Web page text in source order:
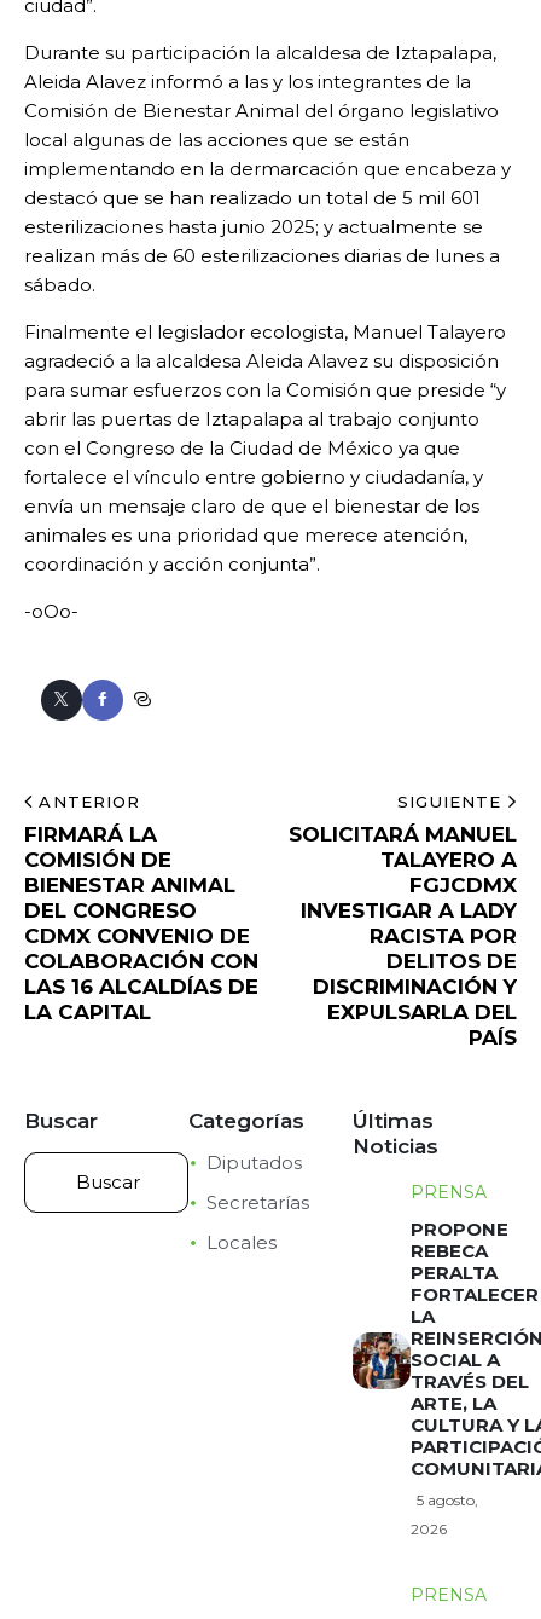
ciudad”.
Durante su participación la alcaldesa de Iztapalapa,
Aleida Alavez informó a las y los integrantes de la
Comisión de Bienestar Animal del órgano legislativo
local algunas de las acciones que se están
implementando en la dermarcación que encabeza y
destacó que se han realizado un total de 5 mil 601
esterilizaciones hasta junio 2025; y actualmente se
realizan más de 60 esterilizaciones diarias de lunes a
sábado.
Finalmente el legislador ecologista, Manuel Talayero
agradeció a la alcaldesa Aleida Alavez su disposición
para sumar esfuerzos con la Comisión que preside “y
abrir las puertas de Iztapalapa al trabajo conjunto
con el Congreso de la Ciudad de México ya que
fortalece el vínculo entre gobierno y ciudadanía, y
envía un mensaje claro de que el bienestar de los
animales es una prioridad que merece atención,
coordinación y acción conjunta”.
-oOo-
ANTERIOR
FIRMARÁ LA
COMISIÓN DE
BIENESTAR ANIMAL
DEL CONGRESO
CDMX CONVENIO DE
COLABORACIÓN CON
LAS 16 ALCALDÍAS DE
LA CAPITAL
SIGUIENTE
SOLICITARÁ MANUEL
TALAYERO A
FGJCDMX
INVESTIGAR A LADY
RACISTA POR
DELITOS DE
DISCRIMINACIÓN Y
EXPULSARLA DEL
PAÍS
Buscar Categorías
Diputados
Secretarías
Locales
Últimas
Noticias
PRENSA
PROPONE
REBECA
PERALTA
FORTALECER
LA
SOCIAL A
TRAVÉS DEL
ARTE, LA
CULTURA Y
5 agosto,
2026
PRENSA